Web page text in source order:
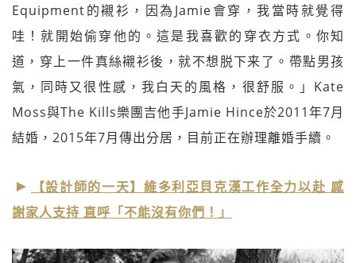
Equipment的襯衫，因為Jamie會穿，我當時就覺得
哇！就開始偷穿他的。這是我喜歡的穿衣方式。你知
道，穿上一件真絲襯衫後，就不想脱下来了。帶點男孩
氣，同時又很性感，我白天的風格，很舒服。」Kate
Moss與The Kills樂團吉他手Jamie Hince於2011年7月
結婚，2015年7月傳出分居，目前正在辦理離婚手續。
【設計師的一天】維多利亞貝克漢工作全力以赴 感
謝家人支持 直呼「不能沒有你們！」